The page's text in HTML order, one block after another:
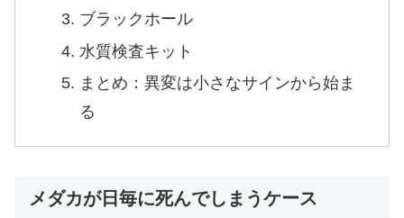
ブラックホール
水質検査キット
まとめ：異変は小さなサインから始ま
る
メダカが日毎に死んでしまうケース